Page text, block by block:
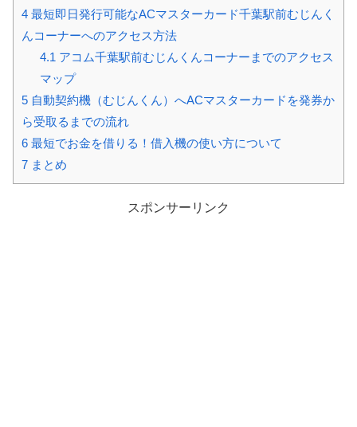
4 最短即日発行可能なACマスターカード千葉駅前むじんく
んコーナーへのアクセス方法
4.1 アコム千葉駅前むじんくんコーナーまでのアクセス
マップ
5 自動契約機（むじんくん）へACマスターカードを発券か
ら受取るまでの流れ
6 最短でお金を借りる！借入機の使い方について
7 まとめ
スポンサーリンク